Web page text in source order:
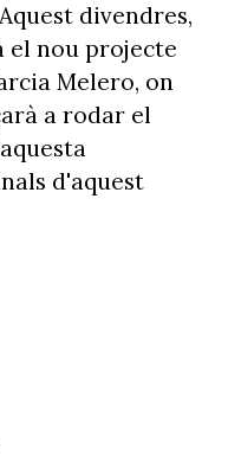
divendres,
el nou projecte
Melero, on
a rodar el
d'aquest